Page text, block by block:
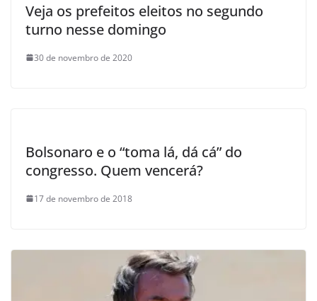
Veja os prefeitos eleitos no segundo
turno nesse domingo
30 de novembro de 2020
Bolsonaro e o “toma lá, dá cá” do
congresso. Quem vencerá?
17 de novembro de 2018